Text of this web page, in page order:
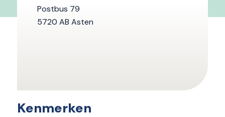
Postbus 79
5720 AB Asten
Kenmerken